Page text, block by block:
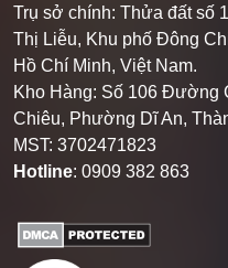
Thị Liễu, Khu phố Đông
Hồ Chí Minh, Việt Nam.
Kho Hàng: Số 106 Đường
Chiêu, Phường Dĩ An,
MST: 3702471823
Hotline: 0909 382 863